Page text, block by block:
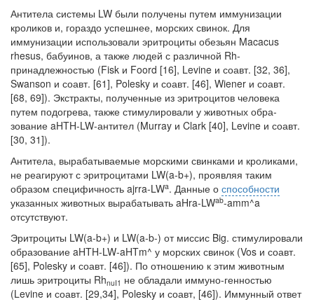
Антитела системы LW были получены путем иммунизации
кроликов и, гораздо успешнее, морских свинок. Для
иммунизации использовали эри­троциты обезьян Macacus
rhesus, бабуинов, а также людей с различной Rh-
принадлежностью (Fisk и Foord [16], Levine и соавт. [32, 36],
Swanson и соавт. [61], Polesky и соавт. [46], Wiener и соавт.
[68, 69]). Экстракты, полученные из эритроцитов человека
путем подогрева, также стимулировали у животных обра­
зование aHTH-LW-антител (Murray и Clark [40], Levine и соавт.
[30, 31]).
Антитела, вырабатываемые морскими свинками и кроликами,
не реагируют с эри­троцитами LW(a-b+), проявляя таким
образом специфичность ajrra-LWa. Данные о способности
указанных животных вырабатывать aHra-LWab-amm^a
отсутствуют.
Эритроциты LW(a-b+) и LW(a-b-) от миссис Big. стимулировали
образова­ние aHTH-LW-aHTm^ у морских свинок (Vos и соавт.
[65], Polesky и соавт. [46]). По отношению к этим животным
лишь эритроциты RhnuI1 не обладали иммуно-генностью
(Levine и соавт. [29,34], Polesky и соавт, [46]). Иммунный ответ